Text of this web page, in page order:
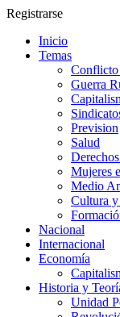
Registrarse
Inicio
Temas
Guerra
Prevision
Salud
Mujeres
Medio
Cultura
Nacional
Internacional
Economía
Historia y
Unidad